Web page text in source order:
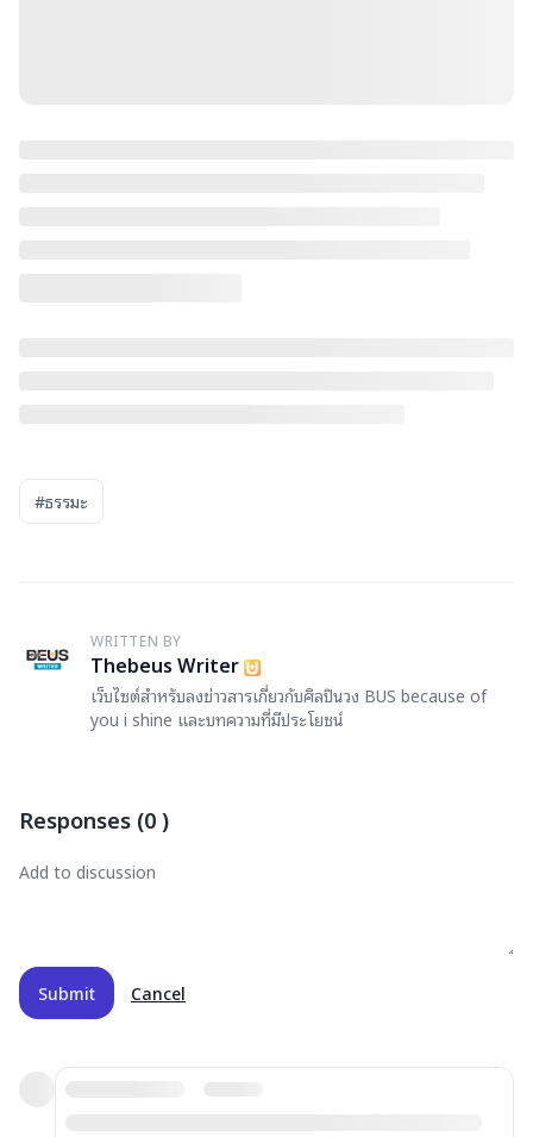
#ธรรมะ
T
WRITTEN BY
Thebeus Writer
เว็บไซต์สำหรับลงข่าวสารเกี่ยวกับศิลปินวง BUS because of
you i shine และบทความที่มีประโยชน์
Responses (0)
Submit Cancel